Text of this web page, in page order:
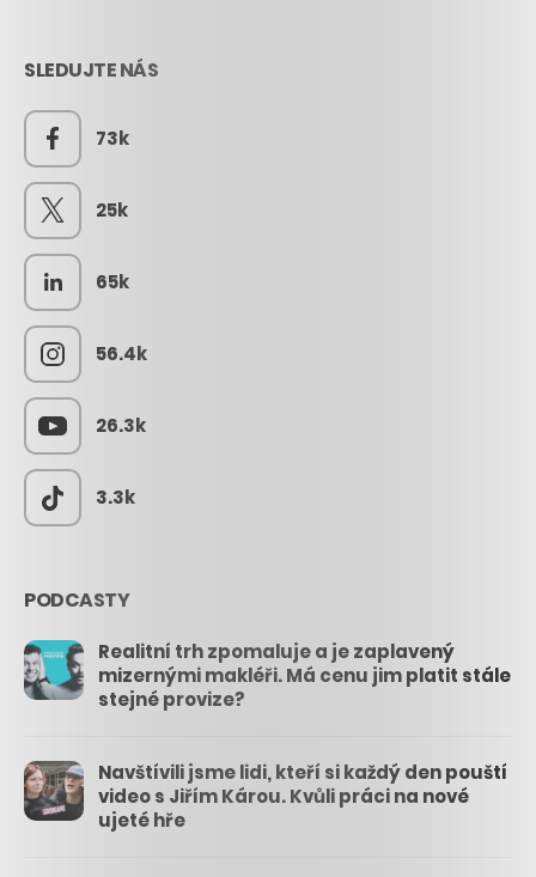
SLEDUJTE NÁS
73k
25k
65k
56.4k
26.3k
3.3k
PODCASTY
Realitní trh zpomaluje a je zaplavený
mizernými makléři. Má cenu jim platit stále
stejné provize?
Navštívili jsme lidi, kteří si každý den pouští
video s Jiřím Károu. Kvůli práci na nové
ujeté hře